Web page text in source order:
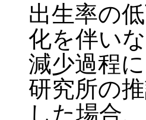
出生率の
化を伴い
減少過程
研究所の
した場合